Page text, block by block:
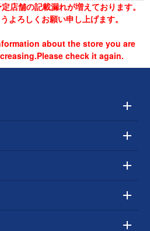
店舗の記載漏れが増えております。
よろしくお願い申し上げます。
about the store you are
check it again.